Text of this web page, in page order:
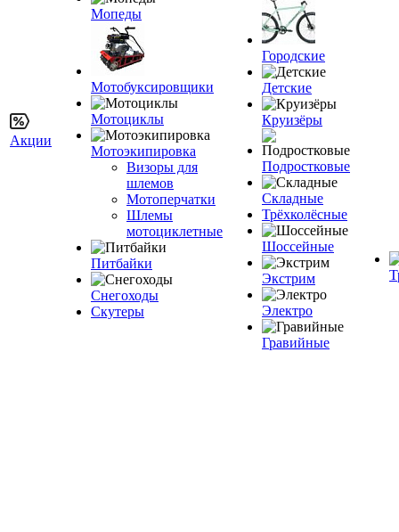
Акции
Мопеды
Мотобуксировщики
Мотоциклы
Мотоэкипировка
Визоры для
шлемов
Мотоперчатки
Шлемы
мотоциклетные
Питбайки
Снегоходы
Скутеры
Городские
Детские
Круизёры
Подростковые
Складные
Трёхколёсные
Шоссейные
Экстрим
Электро
Гравийные